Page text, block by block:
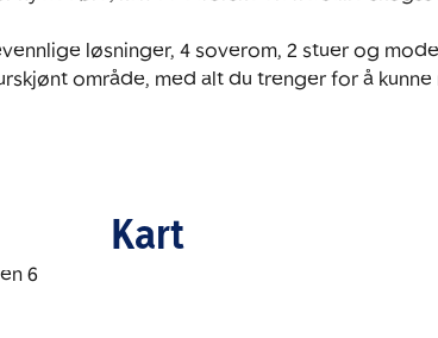
løsninger, 4 soverom, 2 stuer og
område, med alt du trenger for å
Kart